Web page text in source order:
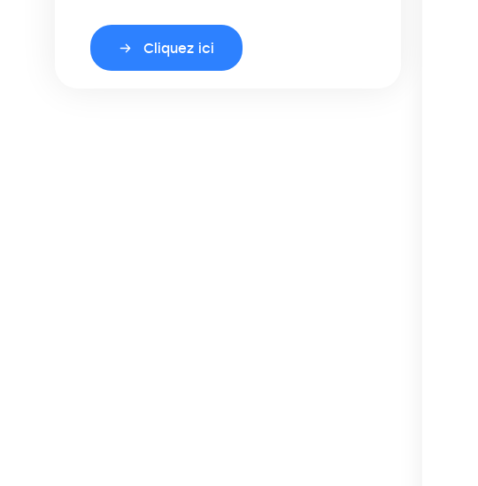
Cliquez ici